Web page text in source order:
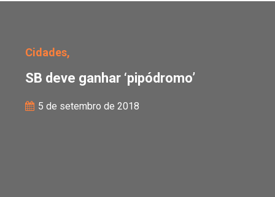
Cidades,
SB deve ganhar ‘pipódromo’
5 de setembro de 2018